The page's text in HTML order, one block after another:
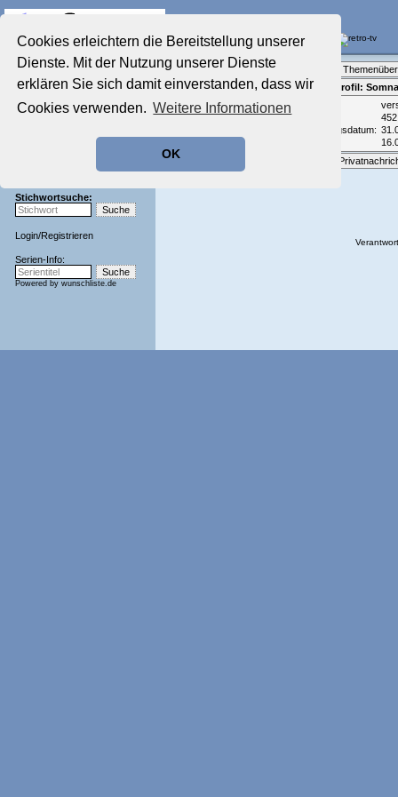
Cookies erleichtern die Bereitstellung unserer
Dienste. Mit der Nutzung unserer Dienste
erklären Sie sich damit einverstanden, dass wir
Cookies verwenden. Weitere Informationen
OK
Startseite
Aktuelles Forum
Film-Forum
Zeichentrick-Forum
Stichwortsuche:
Login/Registrieren
Serien-Info:
Powered by wunschliste.de
Teilnehmerprofil:
Email:
Beiträge:
452
Registrierungsdatum: